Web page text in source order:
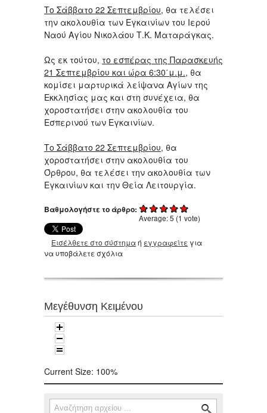
Το Σάββατο 22 Σεπτεμβρίου, θα τελέσει
την ακολουθία των Εγκαινίων του Ιερού
Ναού Αγίου Νικολάου Τ.Κ. Ματαράγκας.
Ως εκ τούτου, το εσπέρας της Παρασκευής
21 Σεπτεμβρίου και ώρα 6:30΄μ.μ., θα
κομίσει μαρτυρικά λείψανα Αγίων της
Εκκλησίας μας και στη συνέχεια, θα
χοροστατήσει στην ακολουθία του
Εσπερινού των Εγκαινίων.
Το Σάββατο 22 Σεπτεμβρίου, θα
χοροστατήσει στην ακολουθία του
Όρθρου, θα τελέσει την ακολουθία των
Εγκαινίων και την Θεία Λειτουργία.
Βαθμολογήστε το άρθρο:
Average:5 (1 vote)
Εισέλθετε στο σύστημαή εγγραφείτε για
να υποβάλετε σχόλια
Μεγέθυνση Κειμένου
Current Size: 100%
Φόρμα αναζήτησης
Αναζήτηση